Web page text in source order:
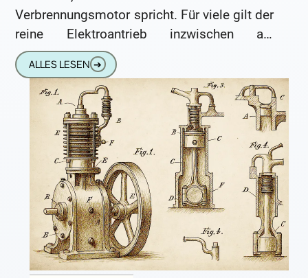
Verbrennungsmotor spricht. Für viele gilt der
reine Elektroantrieb inzwischen als
alternativlos. Aber ist das wirklich so?
ALLES LESEN ➔